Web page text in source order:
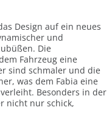
Design auf ein neues
und
Die
Fahrzeug eine
sind schmaler und die
was dem Fabia eine
Besonders in der
nicht nur schick,